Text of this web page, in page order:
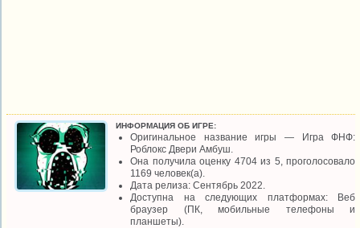
ИНФОРМАЦИЯ ОБ ИГРЕ:
Оригинальное название игры — Игра ФНФ:
Роблокс Двери Амбуш.
Она получила оценку 4704 из 5, проголосовало
1169 человек(а).
Дата релиза: Сентябрь 2022.
Доступна на следующих платформах: Веб
браузер (ПК, мобильные телефоны и
планшеты).